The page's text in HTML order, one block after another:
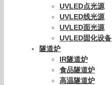
UVLED点光源
UVLED线光源
UVLED面光源
UVLED固化设备
隧道炉
IR隧道炉
食品隧道炉
高温隧道炉